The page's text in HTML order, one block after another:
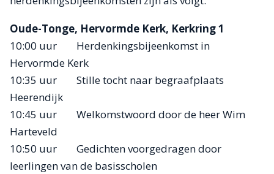
Oude-Tonge, Hervormde Kerk, Kerkring 1
10:00 uur Herdenkingsbijeenkomst in
Hervormde Kerk
10:35 uur Stille tocht naar begraafplaats
Heerendijk
10:45 uur Welkomstwoord door de heer Wim
Harteveld
10:50 uur Gedichten voorgedragen door
leerlingen van de basisscholen